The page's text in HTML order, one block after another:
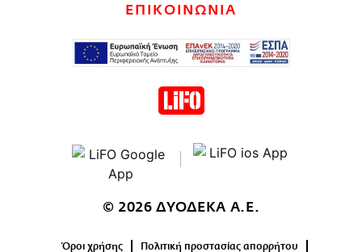
ΕΠΙΚΟΙΝΩΝΙΑ
© 2026 ΔΥΟΔΕΚΑ Α.Ε.
Όροι χρήσης Πολιτική προστασίας απορρήτου